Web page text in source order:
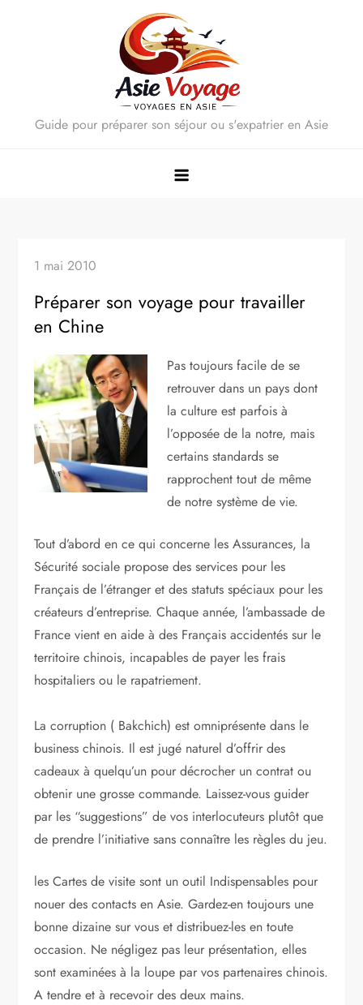
Guide pour préparer son séjour ou s'expatrier en Asie
1 mai 2010
Préparer son voyage pour travailler
en Chine
Pas toujours facile de se
retrouver dans un pays dont
la culture est parfois à
l’opposée de la notre, mais
certains standards se
rapprochent tout de même
de notre système de vie.
Tout d’abord en ce qui concerne les Assurances, la
Sécurité sociale propose des services pour les
Français de l’étranger et des statuts spéciaux pour les
créateurs d’entreprise. Chaque ­année, l’ambassade de
France vient en aide à des Français accidentés sur le
territoire chinois, incapables de payer les frais
hospitaliers ou le rapatriement.
La corruption ( Bakchich) est omniprésente dans le
business chinois. Il est jugé naturel ­d’offrir des
cadeaux à quelqu’un pour décrocher un contrat ou
obtenir une grosse commande. Laissez-vous ­guider
par les “suggestions” de vos interlocuteurs plutôt que
de prendre l’initiative sans connaître les règles du jeu.
les Cartes de visite sont un outil Indispen­sables pour
nouer des contacts en Asie. Gardez-en toujours une
bonne dizaine sur vous et distribuez-les en toute
occasion. Ne négligez pas leur présentation, elles
sont examinées à la loupe par vos partenaires chinois.
A tendre et à recevoir des deux mains.